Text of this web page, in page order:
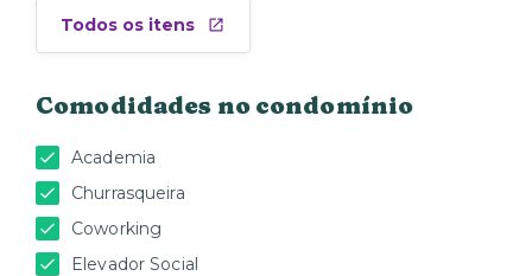
Todos os itens
Comodidades no condomínio
Academia
Churrasqueira
Coworking
Elevador Social